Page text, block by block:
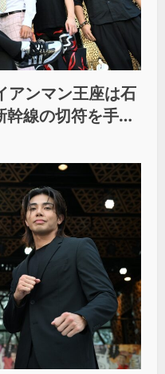
アンマン王座は石
線の切符を手に
」